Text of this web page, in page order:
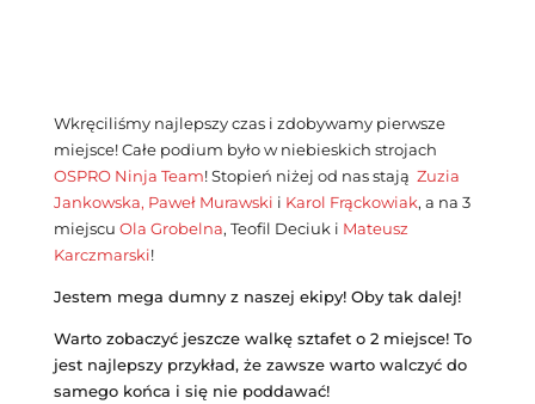
Wkręciliśmy najlepszy czas i zdobywamy pierwsze
miejsce! Całe podium było w niebieskich strojach
OSPRO Ninja Team! Stopień niżej od nas stają Zuzia
Jankowska, Paweł Murawski i Karol Frąckowiak, a na 3
miejscu Ola Grobelna, Teofil Deciuk i Mateusz
Karczmarski!
Jestem mega dumny z naszej ekipy! Oby tak dalej!
Warto zobaczyć jeszcze walkę sztafet o 2 miejsce! To
jest najlepszy przykład, że zawsze warto walczyć do
samego końca i się nie poddawać!